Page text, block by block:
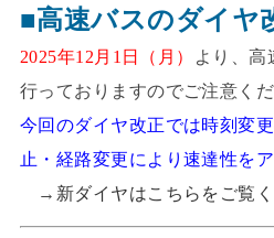
■高速バスのダイヤ
2025年12月1日（月）
より、高
行っておりますのでご注意くだ
今回のダイヤ改正では時刻変
止・経路変更により速達性を
→ 新ダイヤはこちらをご覧く